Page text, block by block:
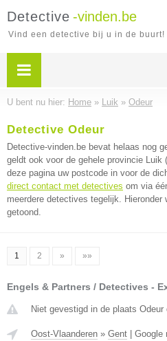
Detective -vinden.be
Vind een detective bij u in de buurt!
U bent nu hier: Home » Luik » Odeur
Detective Odeur
Detective-vinden.be bevat helaas nog
geldt ook voor de gehele provincie Luik (
deze pagina uw postcode in voor de
direct contact met detectives om via
meerdere detectives tegelijk. Hieronder
getoond.
1 2 » »»
Engels & Partners / Detectives -
Niet gevestigd in de plaats
Oost-Vlaanderen » Gent Google